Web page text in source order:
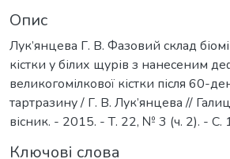
Опис
Лук’янцева Г. В. Фазовий склад
кістки у білих щурів з нанесеним
великогомілкової кістки після 60-
тартразину / Г. В. Лук’янцева //
вісник. - 2015. - Т. 22, № 3 (ч. 2). - С.
Ключові слова